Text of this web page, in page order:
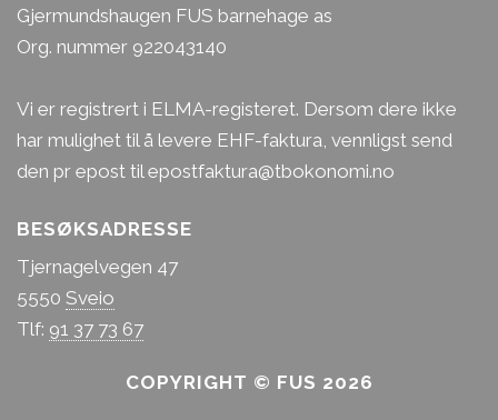
Gjermundshaugen FUS barnehage as
Org. nummer 922043140
Vi er registrert i ELMA-registeret. Dersom dere ikke
har mulighet til å levere EHF-faktura, vennligst send
den pr epost til epostfaktura@tbokonomi.no
BESØKSADRESSE
Tjernagelvegen 47
5550 Sveio
Tlf: 91 37 73 67
COPYRIGHT © FUS 2026